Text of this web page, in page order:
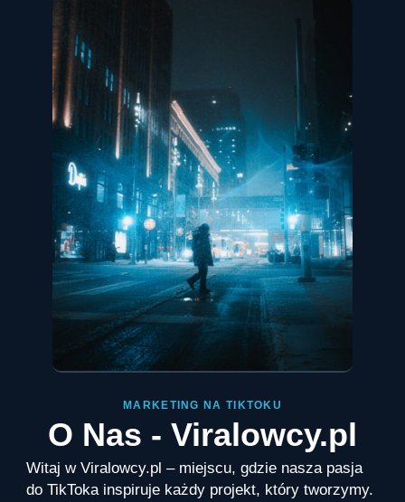
MARKETING NA TIKTOKU
O Nas - Viralowcy.pl
Witaj w Viralowcy.pl – miejscu, gdzie nasza pasja
do TikToka inspiruje każdy projekt, który tworzymy.